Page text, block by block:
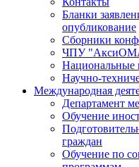
Бланки
опубликование
Сборники
ЧПУ
Национальные
Научно-
Международная
Департамент
Обучение
граждан
Обучение по